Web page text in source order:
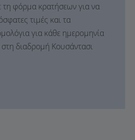
τη φόρμα κρατήσεων για να
τιμές και τα
για κάθε ημερομηνία
διαδρομή Κουσάντασι